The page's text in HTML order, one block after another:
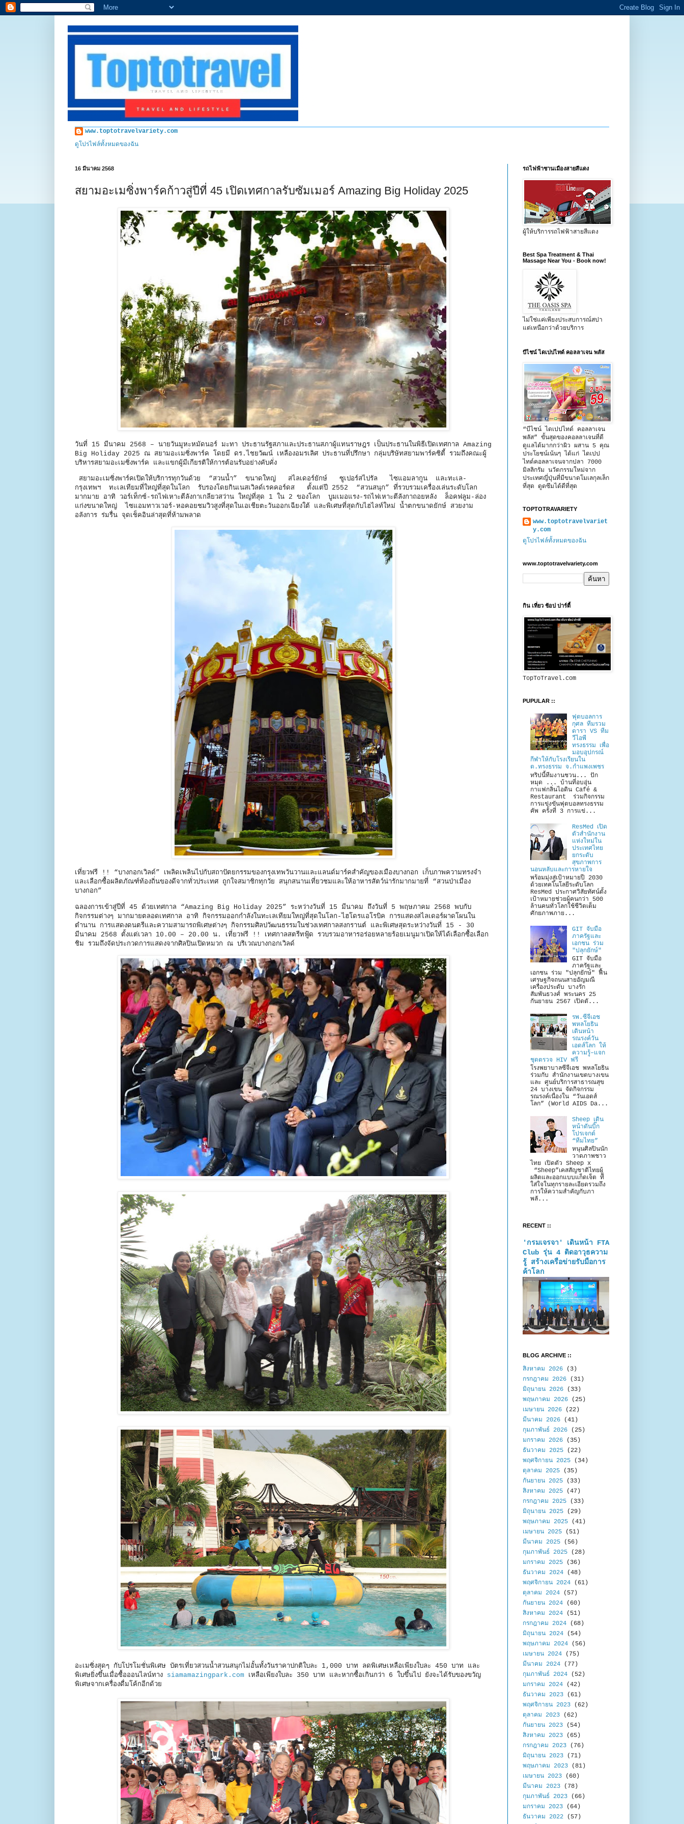
www.toptotravelvariety.com
ดูโปรไฟล์ทั้งหมดของฉัน
16 มีนาคม 2568
สยามอะเมซิ่งพาร์คก้าวสู่ปีที่ 45 เปิดเทศกาลรับซัมเมอร์ Amazing Big Holiday 2025
วันที่ 15 มีนาคม 2568 – นายวันมูหะหมัดนอร์ มะทา ประธานรัฐสภาและประธานสภาผู้แทนราษฎร เป็นประธานในพิธีเปิดเทศกาล Amazing
Big Holiday 2025 ณ สยามอะเมซิ่งพาร์ค โดยมี ดร.ไชยวัฒน์ เหลืองอมรเลิศ ประธานที่ปรึกษา กลุ่มบริษัทสยามพาร์คซิตี้ รวมถึงคณะผู้
บริหารสยามอะเมซิ่งพาร์ค และแขกผู้มีเกียรติให้การต้อนรับอย่างคับคั่ง
สยามอะเมซิ่งพาร์คเปิดให้บริการทุกวันด้วย “สวนน้ำ” ขนาดใหญ่ สไลเดอร์ยักษ์ ซูเปอร์สไปรัล ไซแอมลากูน และทะเล-
กรุงเทพฯ ทะเลเทียมที่ใหญ่ที่สุดในโลก รับรองโดยกินเนสเวิลด์เรคคอร์ดส ตั้งแต่ปี 2552 “สวนสนุก” ที่รวบรวมเครื่องเล่นระดับโลก
มากมาย อาทิ วอร์เท็กซ์-รถไฟเหาะตีลังกาเกลียวสว่าน ใหญ่ที่สุด 1 ใน 2 ของโลก บูมเมอแรง-รถไฟเหาะตีลังกาถอยหลัง ล็อคฟลูม-ล่อง
แก่งขนาดใหญ่ ไซแอมทาวเวอร์-หอคอยชมวิวสูงที่สุดในเอเชียตะวันออกเฉียงใต้ และพิเศษที่สุดกับไฮไลท์ใหม่ น้ำตกขนาดยักษ์ สวยงาม
อลังการ ร่มรื่น จุดเช็คอินล่าสุดที่ห้ามพลาด
เที่ยวฟรี !! “บางกอกเวิลด์” เพลิดเพลินไปกับสถาปัตยกรรมของกรุงเทพวันวานและแลนด์มาร์คสำคัญของเมืองบางกอก เก็บภาพความทรงจำ
และเลือกซื้อผลิตภัณฑ์ท้องถิ่นของดีจากทั่วประเทศ ถูกใจสมาชิกทุกวัย สนุกสนานเที่ยวชมและให้อาหารสัตว์น่ารักมากมายที่ “สวนป่าเมือง
บางกอก”
ฉลองการเข้าสู่ปีที่ 45 ด้วยเทศกาล “Amazing Big Holiday 2025” ระหว่างวันที่ 15 มีนาคม ถึงวันที่ 5 พฤษภาคม 2568 พบกับ
กิจกรรมต่างๆ มากมายตลอดเทศกาล อาทิ กิจกรรมออกกำลังในทะเลเทียมใหญ่ที่สุดในโลก-ไฮโดรแอโรบิค การแสดงสไลเดอร์ผาดโผนใน
ตำนาน การแสดงดนตรีและความสามารถพิเศษต่างๆ กิจกรรมศิลปวัฒนธรรมในช่วงเทศกาลสงกรานต์ และพิเศษสุดระหว่างวันที่ 15 - 30
มีนาคม 2568 ตั้งแต่เวลา 10.00 – 20.00 น. เที่ยวฟรี !! เทศกาลสตรีทฟู้ด รวบรวมอาหารอร่อยหลายร้อยเมนูมาเปิดให้ได้เลือกซื้อเลือก
ชิม รวมถึงจัดประกวดการแสดงจากศิลปินเปิดหมวก ณ บริเวณบางกอกเวิลด์
อะเมซิ่งสุดๆ กับโปรโมชั่นพิเศษ บัตรเที่ยวสวนน้ำสวนสนุกไม่อั้นทั้งวันราคาปกติใบละ 1,000 บาท ลดพิเศษเหลือเพียงใบละ 450 บาท และ
พิเศษยิ่งขึ้นเมื่อซื้อออนไลน์ทาง siamamazingpark.com เหลือเพียงใบละ 350 บาท และหากซื้อเกินกว่า 6 ใบขึ้นไป ยังจะได้รับของขวัญ
พิเศษจากเครื่องดื่มโค้กอีกด้วย
รถไฟฟ้าชานเมืองสายสีแดง
ผู้ให้บริการรถไฟฟ้าสายสีแดง
Best Spa Treatment & Thai
Massage Near You - Book now!
ไม่ใช่แค่เพียงประสบการณ์สปา
แต่เหนือกว่าด้วยบริการ
บีไชน์ ไดเปปไทด์ คอลลาเจน พลัส
“บีไชน์ ไดเปปไทด์ คอลลาเจน
พลัส” ขั้นสุดของคอลลาเจนที่ดี
ดูแลได้มากกว่าผิว ผสาน 5 คุณ
ประโยชน์เน้นๆ ได้แก่ ไดเปป
ไทด์คอลลาเจนจากปลา 7000
มิลลิกรัม นวัตกรรมใหม่จาก
ประเทศญี่ปุ่นที่มีขนาดโมเลกุลเล็ก
ที่สุด ดูดซึมได้ดีที่สุด
TOPTOTRAVARIETY
www.toptotravelvariet
y.com
ดูโปรไฟล์ทั้งหมดของฉัน
www.toptotravelvariety.com
กิน เที่ยว ช้อป ปาร์ตี้
TopToTravel.com
PUPULAR ::
ฟุตบอลการ
กุศล ทีมรวม
ดารา VS ทีม
วีไอพี
ทรงธรรม เพื่อ
มอบอุปกรณ์
กีฬาให้กับโรงเรียนใน
ต.ทรงธรรม จ.กำแพงเพชร
ทริปนี้ทีมงานชวน... ปัก
หมุด ... บ้านที่อบอุ่น
กาแฟกลิ่นไอดิน Café &
Restaurant ร่วมกิจกรรม
การแข่งขันฟุตบอลทรงธรรม
คัพ ครั้งที่ 3 การแข่...
ResMed เปิด
ตัวสำนักงาน
แห่งใหม่ใน
ประเทศไทย
ยกระดับ
สุขภาพการ
นอนหลับและการหายใจ
พร้อมมุ่งสู่เป้าหมายปี 2030
ด้วยเทคโนโลยีระดับโลก
ResMed ประกาศวิสัยทัศน์ตั้ง
เป้าหมายช่วยผู้คนกว่า 500
ล้านคนทั่วโลกใช้ชีวิตเต็ม
ศักยภาพภาย...
GIT จับมือ
ภาครัฐและ
เอกชน ร่วม
"ปลุกยักษ์"
GIT จับมือ
ภาครัฐและ
เอกชน ร่วม "ปลุกยักษ์" ฟื้น
เศรษฐกิจถนนสายอัญมณี
เครื่องประดับ บางรัก
สัมพันธวงศ์ พระนคร 25
กันยายน 2567 เปิดตั...
รพ.ซีจีเอช
พหลโยธิน
เดินหน้า
รณรงค์วัน
เอดส์โลก ให้
ความรู้–แจก
ชุดตรวจ HIV ฟรี
โรงพยาบาลซีจีเอช พหลโยธิน
ร่วมกับ สำนักงานเขตบางเขน
และ ศูนย์บริการสาธารณสุข
24 บางเขน จัดกิจกรรม
รณรงค์เนื่องใน “วันเอดส์
โลก” (World AIDS Da...
Sheep เดิน
หน้าดันบิ๊ก
โปรเจกต์
“ทีมไทย”
หนุนศิลปินนัก
วาดภาพชาว
ไทย เปิดตัว Sheep x
“Sheep”เคสสัญชาติไทยผู้
ผลิตและออกแบบแก็ดเจ็ต ที่
ใส่ใจในทุกรายละเอียดรวมถึง
การให้ความสำคัญกับภา
พลั...
RECENT ::
'กรมเจรจา' เดินหน้า FTA
Club รุ่น 4 ติดอาวุธความ
รู้ สร้างเครือข่ายรับมือการ
ค้าโลก
BLOG ARCHIVE ::
สิงหาคม 2026 (3)
กรกฎาคม 2026 (31)
มิถุนายน 2026 (33)
พฤษภาคม 2026 (25)
เมษายน 2026 (22)
มีนาคม 2026 (41)
กุมภาพันธ์ 2026 (25)
มกราคม 2026 (35)
ธันวาคม 2025 (22)
พฤศจิกายน 2025 (34)
ตุลาคม 2025 (35)
กันยายน 2025 (33)
สิงหาคม 2025 (47)
กรกฎาคม 2025 (33)
มิถุนายน 2025 (29)
พฤษภาคม 2025 (41)
เมษายน 2025 (51)
มีนาคม 2025 (56)
กุมภาพันธ์ 2025 (28)
มกราคม 2025 (36)
ธันวาคม 2024 (48)
พฤศจิกายน 2024 (61)
ตุลาคม 2024 (57)
กันยายน 2024 (60)
สิงหาคม 2024 (51)
กรกฎาคม 2024 (68)
มิถุนายน 2024 (54)
พฤษภาคม 2024 (56)
เมษายน 2024 (75)
มีนาคม 2024 (77)
กุมภาพันธ์ 2024 (52)
มกราคม 2024 (42)
ธันวาคม 2023 (61)
พฤศจิกายน 2023 (62)
ตุลาคม 2023 (62)
กันยายน 2023 (54)
สิงหาคม 2023 (65)
กรกฎาคม 2023 (76)
มิถุนายน 2023 (71)
พฤษภาคม 2023 (81)
เมษายน 2023 (60)
มีนาคม 2023 (78)
กุมภาพันธ์ 2023 (66)
มกราคม 2023 (64)
ธันวาคม 2022 (57)